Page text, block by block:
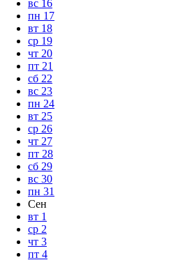
вс 16
пн 17
вт 18
ср 19
чт 20
пт 21
сб 22
вс 23
пн 24
вт 25
ср 26
чт 27
пт 28
сб 29
вс 30
пн 31
Сен
вт 1
ср 2
чт 3
пт 4